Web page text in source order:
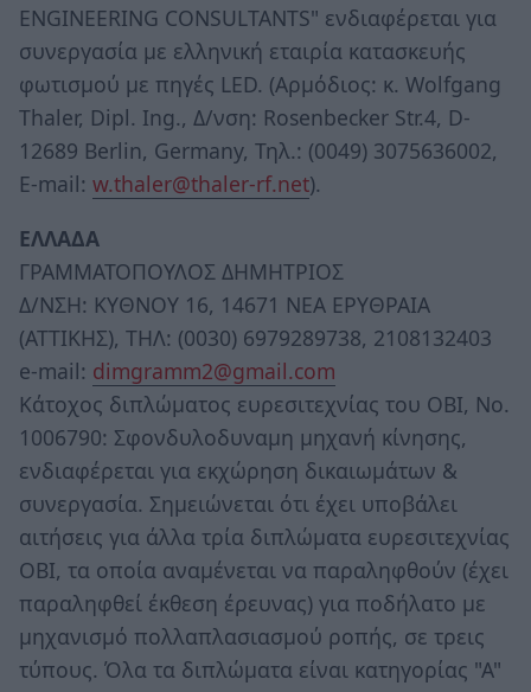
ENGINEERING CONSULTANTS" ενδιαφέρεται για
συνεργασία με ελληνική εταιρία κατασκευής
φωτισμού με πηγές LED. (Αρμόδιος: κ. Wolfgang
Thaler, Dipl. Ing., Δ/νση: Rosenbecker Str.4, D-
12689 Berlin, Germany, Τηλ.: (0049) 3075636002,
Ε-mail: w.thaler@thaler-rf.net).
ΕΛΛΑΔΑ
ΓΡΑΜΜΑΤΟΠΟΥΛΟΣ ΔΗΜΗΤΡΙΟΣ
Δ/ΝΣΗ: ΚΥΘΝΟΥ 16, 14671 ΝΕΑ ΕΡΥΘΡΑΙΑ
(ΑΤΤΙΚΗΣ), ΤΗΛ: (0030) 6979289738, 2108132403
e-mail: dimgramm2@gmail.com
Κάτοχος διπλώματος ευρεσιτεχνίας του ΟΒΙ, Νο.
1006790: Σφονδυλοδυναμη μηχανή κίνησης,
ενδιαφέρεται για εκχώρηση δικαιωμάτων &
συνεργασία. Σημειώνεται ότι έχει υποβάλει
αιτήσεις για άλλα τρία διπλώματα ευρεσιτεχνίας
ΟΒΙ, τα οποία αναμένεται να παραληφθούν (έχει
παραληφθεί έκθεση έρευνας) για ποδήλατο με
μηχανισμό πολλαπλασιασμού ροπής, σε τρεις
τύπους. Όλα τα διπλώματα είναι κατηγορίας "Α"